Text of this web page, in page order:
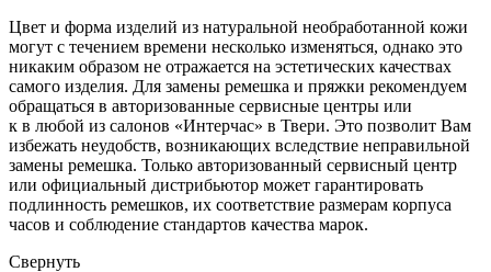
Цвет и форма изделий из натуральной необработанной кожи
могут с течением времени несколько изменяться, однако это
никаким образом не отражается на эстетических качествах
самого изделия. Для замены ремешка и пряжки рекомендуем
обращаться в авторизованные сервисные центры или
к в любой из салонов «Интерчас» в Твери. Это позволит Вам
избежать неудобств, возникающих вследствие неправильной
замены ремешка. Только авторизованный сервисный центр
или официальный дистрибьютор может гарантировать
подлинность ремешков, их соответствие размерам корпуса
часов и соблюдение стандартов качества марок.
Свернуть